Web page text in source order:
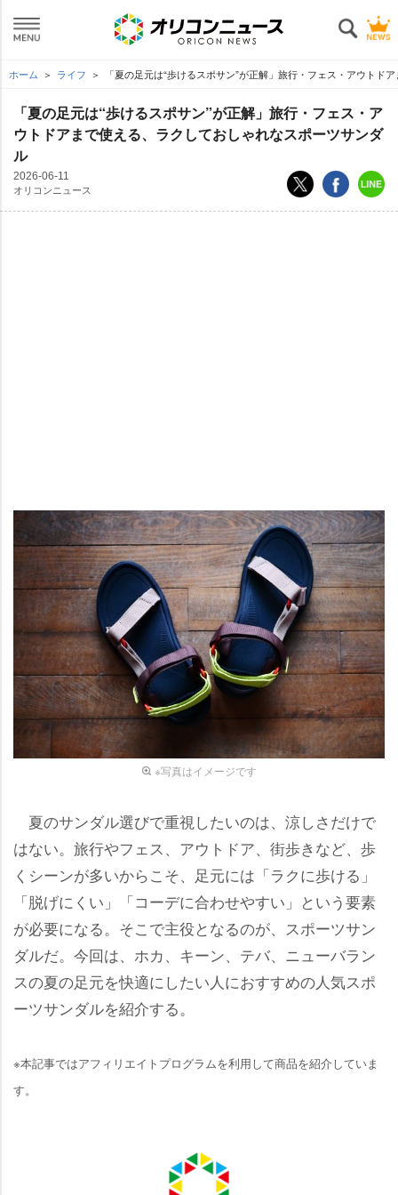
ホーム ライフ 「夏の足元は“歩けるスポサン”が正解」旅行・フェス・アウトド
「夏の足元は“歩けるスポサン”が正解」旅行・フェス・ア
ウトドアまで使える、ラクしておしゃれなスポーツサンダ
ル
2026-06-11
オリコンニュース
※写真はイメージです
夏のサンダル選びで重視したいのは、涼しさだけで
はない。旅行やフェス、アウトドア、街歩きなど、歩
くシーンが多いからこそ、足元には「ラクに歩ける」
「脱げにくい」「コーデに合わせやすい」という要素
が必要になる。そこで主役となるのが、スポーツサン
ダルだ。今回は、ホカ、キーン、テバ、ニューバラン
スの夏の足元を快適にしたい人におすすめの人気スポ
ーツサンダルを紹介する。
※本記事ではアフィリエイトプログラムを利用して商品を紹介していま
す。